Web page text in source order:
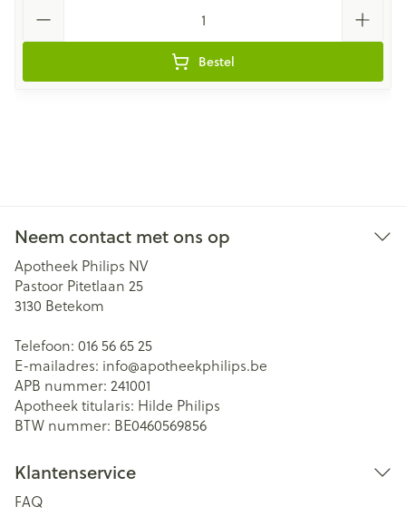
Bestel
Neem contact met ons op
Apotheek Philips NV
Pastoor Pitetlaan 25
3130 Betekom
Telefoon: 016 56 65 25
E-mailadres: info@apotheekphilips.be
APB nummer: 241001
Apotheek titularis: Hilde Philips
BTW nummer: BE0460569856
Klantenservice
FAQ